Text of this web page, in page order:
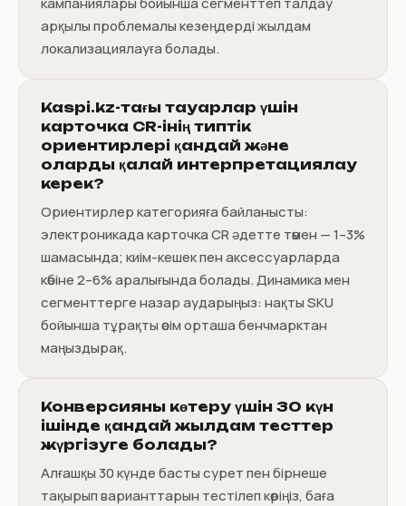
арқылы проблемалы кезеңдерді жылдам
локализациялауға болады.
Kaspi.kz-тағы тауарлар үшін
карточка CR-інің типтік
ориентирлері қандай және
оларды қалай интерпретациялау
керек?
Ориентирлер категорияға байланысты:
электроникада карточка CR әдетте төмен — 1–3%
шамасында; киім-кешек пен аксессуарларда
көбіне 2–6% аралығында болады. Динамика мен
сегменттерге назар аударыңыз: нақты SKU
бойынша тұрақты өсім орташа бенчмарктан
маңыздырақ.
Конверсияны көтеру үшін 30 күн
ішінде қандай жылдам тесттер
жүргізуге болады?
Алғашқы 30 күнде басты сурет пен бірнеше
тақырып варианттарын тестілеп көріңіз, баға